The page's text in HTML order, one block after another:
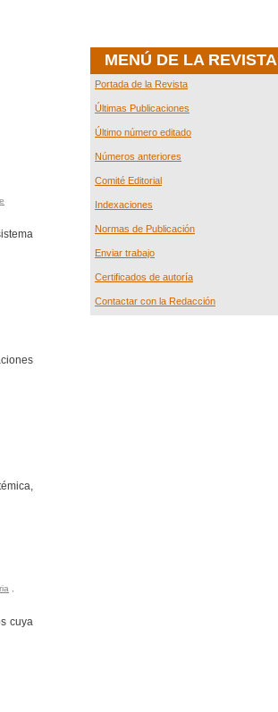
cuya
MENÚ DE LA REVISTA
Portada de la Revista
Últimas Publicaciones
Último número editado
Números anteriores
Comité Editorial
Indexaciones
Normas de Publicación
Enviar trabajo
Certificados de autoría
Contactar con la Redacción